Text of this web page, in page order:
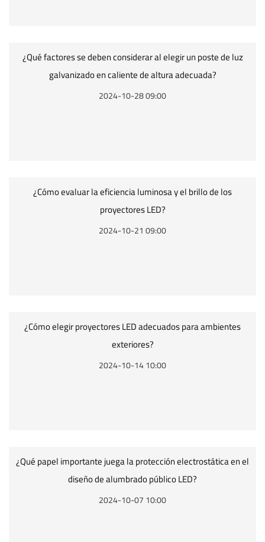
¿Qué factores se deben considerar al elegir un poste de luz
galvanizado en caliente de altura adecuada?
2024-10-28 09:00
¿Cómo evaluar la eficiencia luminosa y el brillo de los
proyectores LED?
2024-10-21 09:00
¿Cómo elegir proyectores LED adecuados para ambientes
exteriores?
2024-10-14 10:00
¿Qué papel importante juega la protección electrostática en el
diseño de alumbrado público LED?
2024-10-07 10:00